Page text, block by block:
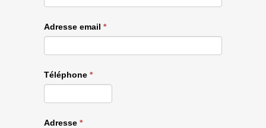
Adresse email *
Téléphone *
Adresse *